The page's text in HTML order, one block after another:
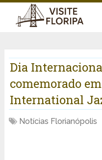
Dia
comemorado
International
Notícias Florianópolis